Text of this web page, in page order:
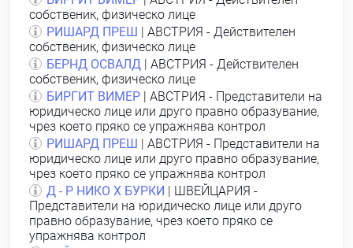
собственик, физическо лице
РИШАРД ПРЕШ
| АВСТРИЯ - Действителен
собственик, физическо лице
БЕРНД ОСВАЛД | АВСТРИЯ - Действителен
собственик, физическо лице
БИРГИТ ВИМЕР | АВСТРИЯ - Представители на
юридическо лице или друго правно образувание,
чрез което пряко се упражнява контрол
РИШАРД ПРЕШ
| АВСТРИЯ - Представители на
юридическо лице или друго правно образувание,
чрез което пряко се упражнява контрол
Д - Р НИКО Х БУРКИ
| ШВЕЙЦАРИЯ -
Представители на юридическо лице или друго
правно образувание, чрез което пряко се
упражнява контрол